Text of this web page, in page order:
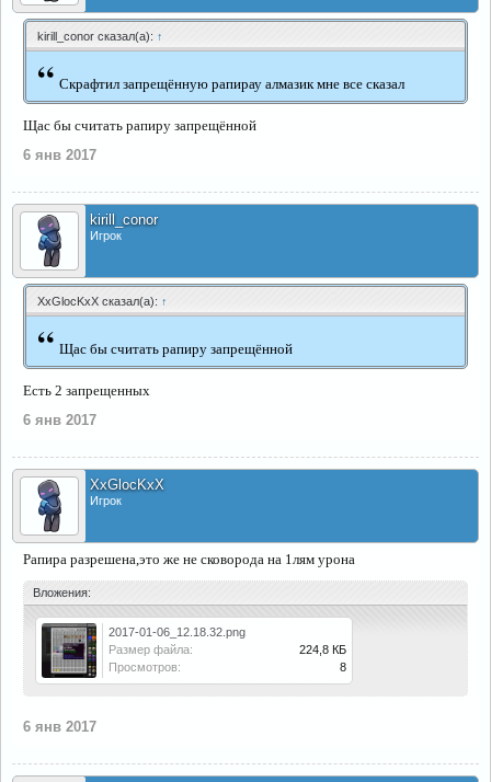
kirill_conor сказал(а): ↑
“ Скрафтил запрещённую рапирау алмазик мне все сказал
Щас бы считать рапиру запрещённой
6 янв 2017
kirill_conor
Игрок
XxGlocKxX сказал(а): ↑
“ Щас бы считать рапиру запрещённой
Есть 2 запрещенных
6 янв 2017
XxGlocKxX
Игрок
Рапира разрешена,это же не сковорода на 1лям урона
Вложения:
2017-01-06_12.18.32.png
Размер файла:
224,8 КБ
Просмотров:
8
6 янв 2017